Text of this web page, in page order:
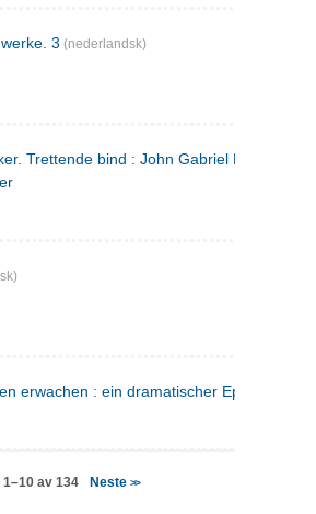
3 (nederlandsk)
Trettende bind : John Gabriel Borkman ;
erwachen : ein dramatischer Epilog in drei
1–10 av 134 Neste >>